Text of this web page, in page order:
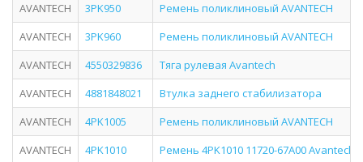
AVANTECH
3PK950
Ремень поликлиновый AVANTECH
AVANTECH
3PK960
Ремень поликлиновый AVANTECH
AVANTECH
4550329836
Тяга рулевая Avantech
AVANTECH
4881848021
Втулка заднего стабилизатора
AVANTECH
4PK1005
Ремень поликлиновый AVANTECH
AVANTECH
4PK1010
Ремень 4PK1010 11720-67A00 Avantech